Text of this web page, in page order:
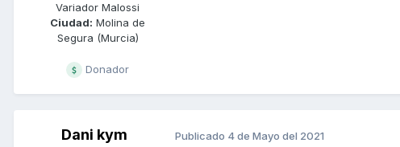
Variador Malossi
Ciudad: Molina de
Segura (Murcia)
Donador
Dani kym Publicado 4 de Mayo del 2021